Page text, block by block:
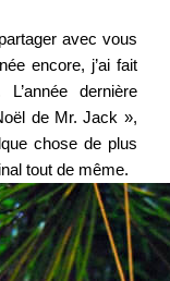
avec vous
encore, j’ai fait
dernière
de Mr. Jack »,
chose de plus
tout de même.